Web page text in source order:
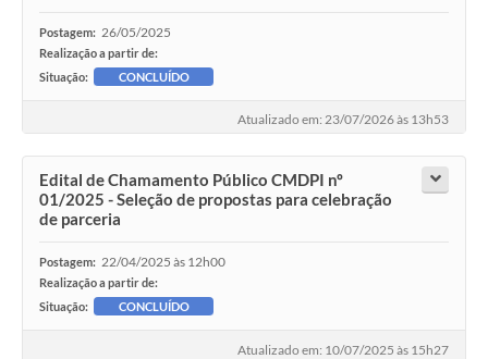
Postagem: 26/05/2025
Realização a partir de:
Situação:
CONCLUÍDO
Atualizado em: 23/07/2026 às 13h53
Edital de Chamamento Público CMDPI nº
01/2025 - Seleção de propostas para celebração
de parceria
Postagem: 22/04/2025 às 12h00
Realização a partir de:
Situação:
CONCLUÍDO
Atualizado em: 10/07/2025 às 15h27